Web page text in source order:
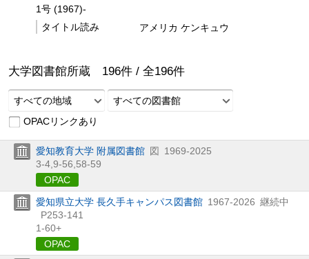
1号 (1967)-
タイトル読み
アメリカ ケンキュウ
大学図書館所蔵 196件 / 全196件
すべての地域
すべての図書館
OPACリンクあり
愛知教育大学 附属図書館 図
1969-2025
3-4, 9-56, 58-59
OPAC
愛知県立大学 長久手キャンパス図書館 1967-2026 継続中
P253-141
1-60+
OPAC